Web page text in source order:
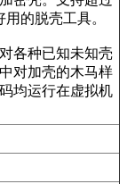
的脱壳工具。
各种已知未知壳
对加壳的木马样
均运行在虚拟机